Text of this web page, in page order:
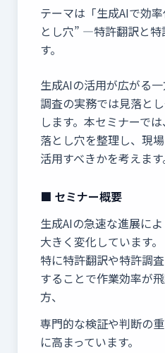
テーマは「生成AIで効
とし穴” ―特許翻訳と
す。
生成AIの活用が広がる
調査の実務では見落と
します。本セミナーで
落とし穴を整理し、現
活用すべきかを考えます
■ セミナー概要
生成AIの急速な進展に
大きく変化しています。
特に特許翻訳や特許調
することで作業効率が
方、
専門的な検証や判断の
に高まっています。